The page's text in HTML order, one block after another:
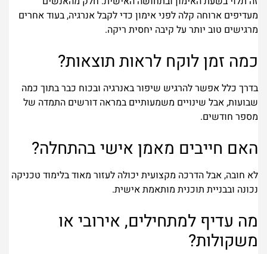
מעדיפים ארוחה קלה לפני אימון כדי לקבל אנרגיה, בעוד אחרים
מרגישים טוב יותר על קיבה יחסית ריקה.
כמה זמן לוקח לראות תוצאות?
בדרך כלל אפשר להרגיש שיפור באנרגיה ובכוח כבר בתוך כמה
שבועות, אבל שינויים משמעותיים במראה דורשים התמדה של
מספר חודשים.
האם חייבים מאמן אישי בהתחלה?
לא חובה, אבל הדרכה מקצועית יכולה לעזור מאוד בלימוד טכניקה
נכונה ובבניית תוכנית מותאמת אישית.
מה עדיף למתחילים, אירובי או
משקולות?